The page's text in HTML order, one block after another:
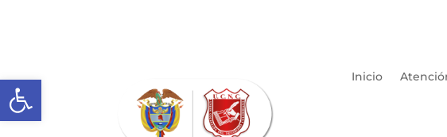
Abrir barra de herramientas Inicio